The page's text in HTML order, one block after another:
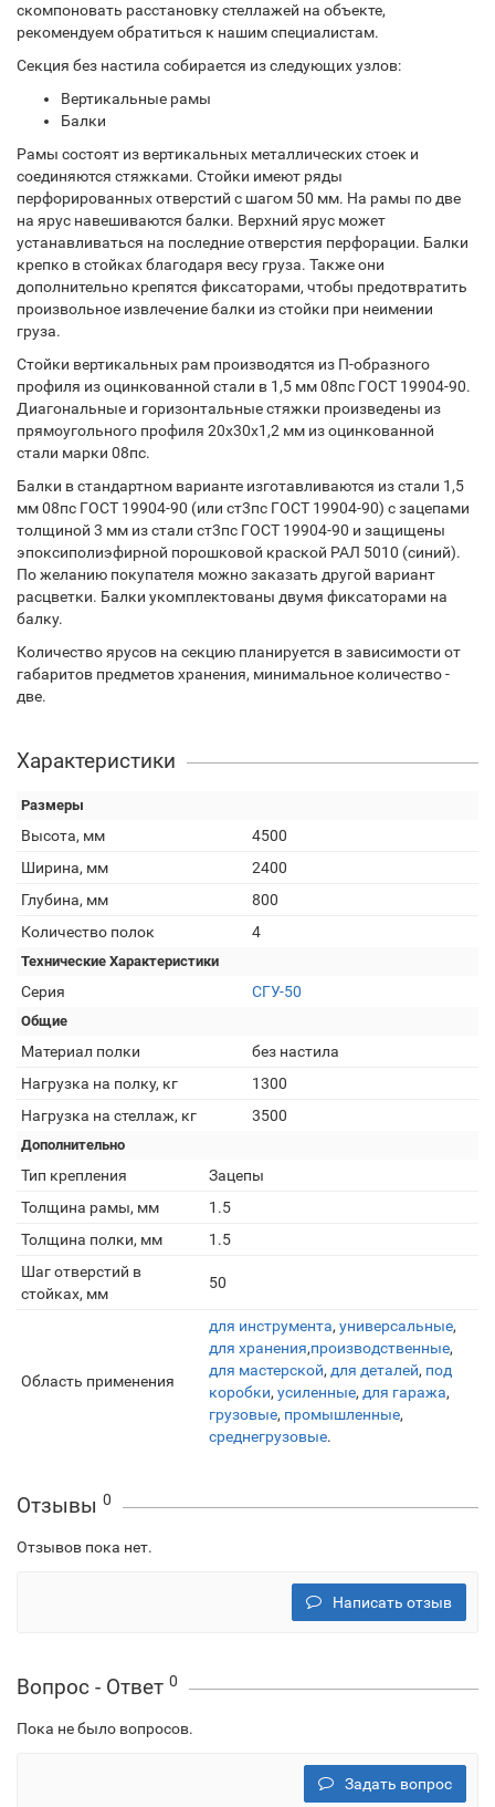
скомпоновать расстановку стеллажей на объекте,
рекомендуем обратиться к нашим специалистам.
Секция без настила собирается из следующих узлов:
Вертикальные рамы
Балки
Рамы состоят из вертикальных металлических стоек и
соединяются стяжками. Стойки имеют ряды
перфорированных отверстий с шагом 50 мм. На рамы по две
на ярус навешиваются балки. Верхний ярус может
устанавливаться на последние отверстия перфорации. Балки
крепко в стойках благодаря весу груза. Также они
дополнительно крепятся фиксаторами, чтобы предотвратить
произвольное извлечение балки из стойки при неимении
груза.
Стойки вертикальных рам производятся из П-образного
профиля из оцинкованной стали в 1,5 мм 08пс ГОСТ 19904-90.
Диагональные и горизонтальные стяжки произведены из
прямоугольного профиля 20х30х1,2 мм из оцинкованной
стали марки 08пс.
Балки в стандартном варианте изготавливаются из стали 1,5
мм 08пс ГОСТ 19904-90 (или ст3пс ГОСТ 19904-90) с зацепами
толщиной 3 мм из стали ст3пс ГОСТ 19904-90 и защищены
эпоксиполиэфирной порошковой краской РАЛ 5010 (синий).
По желанию покупателя можно заказать другой вариант
расцветки. Балки укомплектованы двумя фиксаторами на
балку.
Количество ярусов на секцию планируется в зависимости от
габаритов предметов хранения, минимальное количество -
две.
Характеристики
Размеры
Высота, мм
4500
Ширина, мм
2400
Глубина, мм
800
Количество полок
4
Технические Характеристики
Серия СГУ-50
Общие
Материал полки
без настила
Нагрузка на полку, кг
1300
Нагрузка на стеллаж, кг
3500
Дополнительно
Тип крепления
Зацепы
Толщина рамы, мм
1.5
Толщина полки, мм
1.5
Шаг отверстий в
стойках, мм
50
Область применения
для инструмента, универсальные,
для хранения,производственные,
для мастерской, для деталей, под
коробки, усиленные, для гаража,
грузовые, промышленные,
среднегрузовые.
Отзывы 0
Отзывов пока нет.
Написать отзыв
Вопрос - Ответ 0
Пока не было вопросов.
Задать вопрос